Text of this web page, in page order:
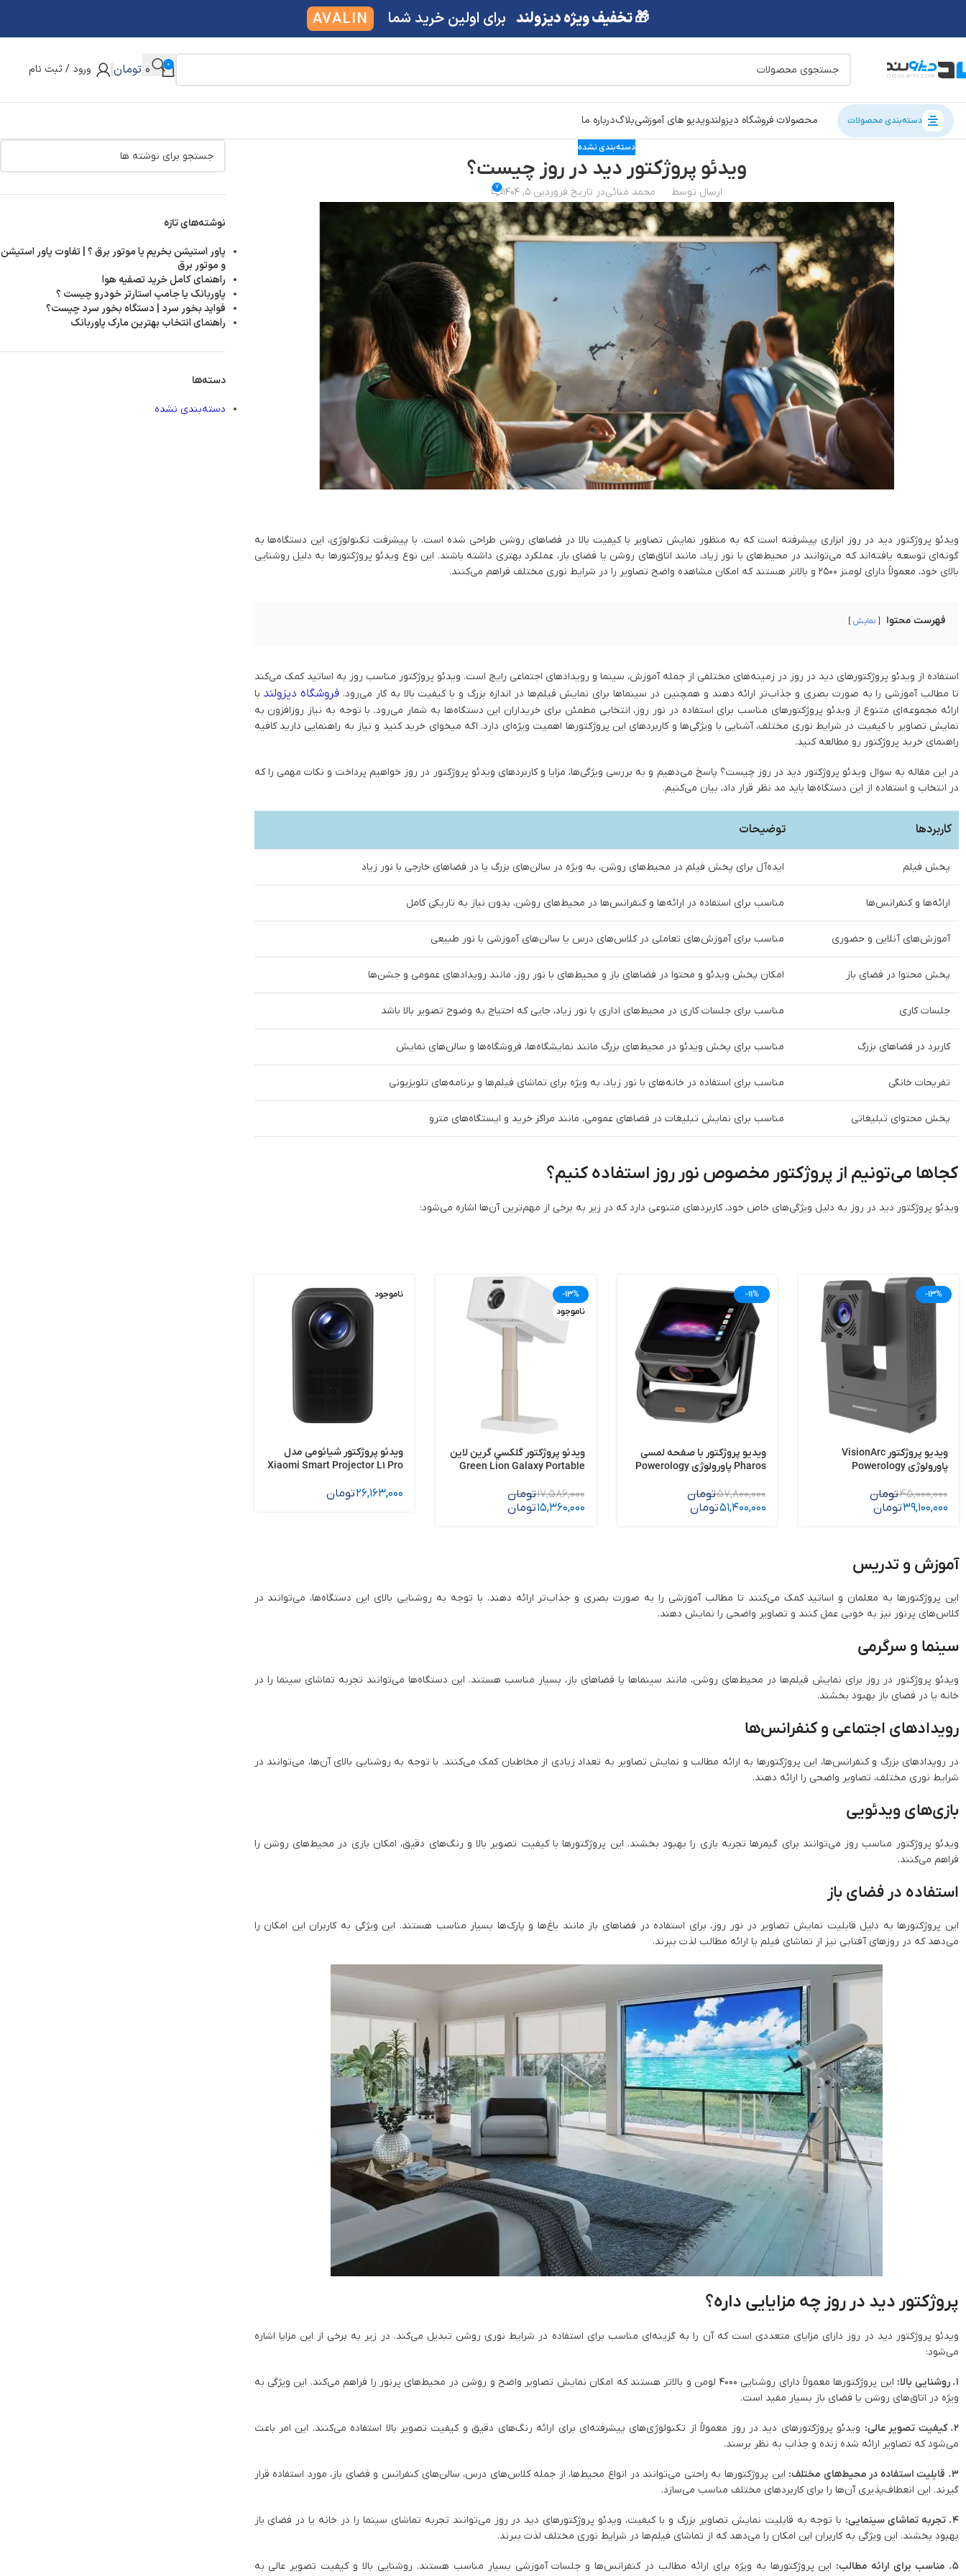
0
0 تومان ورود / ثبت نام
دسته‌بندی محصولات محصولات فروشگاه دیزولندویدیو های آموزشیبلاگدرباره ما
دسته‌بندی نشده
ویدئو پروژکتور دید در روز چیست؟
ارسال توسط محمد منائیدر تاریخ فروردین 5, 1404 7
ویدئو پروژکتور دید در روز ابزاری پیشرفته‌ است که به منظور نمایش تصاویر با کیفیت بالا در فضاهای روشن طراحی شده‌ است. با پیشرفت تکنولوژی، این دستگاه‌ها به
گونه‌ای توسعه یافته‌اند که می‌توانند در محیط‌های با نور زیاد، مانند اتاق‌های روشن یا فضای باز، عملکرد بهتری داشته باشند. این نوع ویدئو پروژکتورها به دلیل روشنایی
بالای خود، معمولاً دارای لومنز 2500 و بالاتر هستند که امکان مشاهده واضح تصاویر را در شرایط نوری مختلف فراهم می‌کنند.
فهرست محتوا نمایش
استفاده از ویدئو پروژکتورهای دید در روز در زمینه‌های مختلفی از جمله آموزش، سینما و رویدادهای اجتماعی رایج است. ویدئو پروژکتور مناسب روز به اساتید کمک می‌کند
تا مطالب آموزشی را به صورت بصری و جذاب‌تر ارائه دهند و همچنین در سینماها برای نمایش فیلم‌ها در اندازه بزرگ و با کیفیت بالا به کار می‌رود. فروشگاه دیزولند با
ارائه مجموعه‌ای متنوع از ویدئو پروژکتورهای مناسب برای استفاده در نور روز، انتخابی مطمئن برای خریداران این دستگاه‌ها به شمار می‌رود. با توجه به نیاز روزافزون به
نمایش تصاویر با کیفیت در شرایط نوری مختلف، آشنایی با ویژگی‌ها و کاربردهای این پروژکتورها اهمیت ویژه‌ای دارد. اگه میخوای خرید کنید و نیاز به راهنمایی دارید کافیه
راهنمای خرید پروژکتور رو مطالعه کنید.
در این مقاله به سوال ویدئو پروژکتور دید در روز چیست؟ پاسخ می‌دهیم و به بررسی ویژگی‌ها، مزایا و کاربردهای ویدئو پروژکتور در روز خواهیم پرداخت و نکات مهمی را که
در انتخاب و استفاده از این دستگاه‌ها باید مد نظر قرار داد، بیان می‌کنیم.
کاربردها توضیحات
پخش فیلم ایده‌آل برای پخش فیلم در محیط‌های روشن، به ویژه در سالن‌های بزرگ یا در فضاهای خارجی با نور زیاد
ارائه‌ها و کنفرانس‌ها مناسب برای استفاده در ارائه‌ها و کنفرانس‌ها در محیط‌های روشن، بدون نیاز به تاریکی کامل
آموزش‌های آنلاین و حضوری مناسب برای آموزش‌های تعاملی در کلاس‌های درس یا سالن‌های آموزشی با نور طبیعی
پخش محتوا در فضای باز امکان پخش ویدئو و محتوا در فضاهای باز و محیط‌های با نور روز، مانند رویدادهای عمومی و جشن‌ها
جلسات کاری مناسب برای جلسات کاری در محیط‌های اداری با نور زیاد، جایی که احتیاج به وضوح تصویر بالا باشد
کاربرد در فضاهای بزرگ مناسب برای پخش ویدئو در محیط‌های بزرگ مانند نمایشگاه‌ها، فروشگاه‌ها و سالن‌های نمایش
تفریحات خانگی مناسب برای استفاده در خانه‌های با نور زیاد، به ویژه برای تماشای فیلم‌ها و برنامه‌های تلویزیونی
پخش محتوای تبلیغاتی مناسب برای نمایش تبلیغات در فضاهای عمومی، مانند مراکز خرید و ایستگاه‌های مترو
کجاها می‌تونیم از پروژکتور مخصوص نور روز استفاده کنیم؟
ویدئو پروژکتور دید در روز به دلیل ویژگی‌های خاص خود، کاربردهای متنوعی دارد که در زیر به برخی از مهم‌ترین آن‌ها اشاره می‌شود:
-13%
ویدیو پروژکتور VisionArc
پاورولوژی Powerology
Projector
45,000,000تومان
39,100,000تومان
-11%
ویدیو پروژکتور با صفحه لمسی
Pharos پاورولوژی Powerology
57,800,000تومان
51,400,000تومان
-13%
ناموجود
ويدئو پروژكتور گلكسي گرين لاين
Green Lion Galaxy Portable
17,586,000تومان
15,360,000تومان
ناموجود
ویدئو پروژکتور شیائومی مدل
Xiaomi Smart Projector L1 Pro
26,163,000تومان
آموزش و تدریس
این پروژکتورها به معلمان و اساتید کمک می‌کنند تا مطالب آموزشی را به صورت بصری و جذاب‌تر ارائه دهند. با توجه به روشنایی بالای این دستگاه‌ها، می‌توانند در
کلاس‌های پرنور نیز به خوبی عمل کنند و تصاویر واضحی را نمایش دهند.
سینما و سرگرمی
ویدئو پروژکتور در روز برای نمایش فیلم‌ها در محیط‌های روشن، مانند سینماها یا فضاهای باز، بسیار مناسب هستند. این دستگاه‌ها می‌توانند تجربه تماشای سینما را در
خانه یا در فضای باز بهبود بخشند.
رویدادهای اجتماعی و کنفرانس‌ها
در رویدادهای بزرگ و کنفرانس‌ها، این پروژکتورها به ارائه مطالب و نمایش تصاویر به تعداد زیادی از مخاطبان کمک می‌کنند. با توجه به روشنایی بالای آن‌ها، می‌توانند در
شرایط نوری مختلف، تصاویر واضحی را ارائه دهند.
بازی‌های ویدئویی
ویدئو پروژکتور مناسب روز می‌توانند برای گیمرها تجربه بازی را بهبود بخشند. این پروژکتورها با کیفیت تصویر بالا و رنگ‌های دقیق، امکان بازی در محیط‌های روشن را
فراهم می‌کنند.
استفاده در فضای باز
این پروژکتورها به دلیل قابلیت نمایش تصاویر در نور روز، برای استفاده در فضاهای باز مانند باغ‌ها و پارک‌ها بسیار مناسب هستند. این ویژگی به کاربران این امکان را
می‌دهد که در روزهای آفتابی نیز از تماشای فیلم یا ارائه مطالب لذت ببرند.
پروژکتور دید در روز چه مزایایی داره؟
ویدئو پروژکتور دید در روز دارای مزایای متعددی است که آن‌ را به گزینه‌ای مناسب برای استفاده در شرایط نوری روشن تبدیل می‌کند. در زیر به برخی از این مزایا اشاره
می‌شود:
1. روشنایی بالا:
این پروژکتورها معمولاً دارای روشنایی 4000 لومن و بالاتر هستند که امکان نمایش تصاویر واضح و روشن در محیط‌های پرنور را فراهم می‌کند. این ویژگی به
ویژه در اتاق‌های روشن یا فضای باز بسیار مفید است.
2. کیفیت تصویر عالی:
ویدئو پروژکتورهای دید در روز معمولاً از تکنولوژی‌های پیشرفته‌ای برای ارائه رنگ‌های دقیق و کیفیت تصویر بالا استفاده می‌کنند. این امر باعث
می‌شود که تصاویر ارائه شده زنده و جذاب به نظر برسند.
3. قابلیت استفاده در محیط‌های مختلف:
این پروژکتورها به راحتی می‌توانند در انواع محیط‌ها، از جمله کلاس‌های درس، سالن‌های کنفرانس و فضای باز، مورد استفاده قرار
گیرند. این انعطاف‌پذیری آن‌ها را برای کاربردهای مختلف مناسب می‌سازد.
4. تجربه تماشای سینمایی:
با توجه به قابلیت نمایش تصاویر بزرگ و با کیفیت، ویدئو پروژکتورهای دید در روز می‌توانند تجربه تماشای سینما را در خانه یا در فضای باز
بهبود بخشند. این ویژگی به کاربران این امکان را می‌دهد که از تماشای فیلم‌ها در شرایط نوری مختلف لذت ببرند.
5. مناسب برای ارائه مطالب:
این پروژکتورها به ویژه برای ارائه مطالب در کنفرانس‌ها و جلسات آموزشی بسیار مناسب هستند. روشنایی بالا و کیفیت تصویر عالی به
نوشته‌های تازه
پاور استیشن بخریم یا موتور برق ؟ | تفاوت پاور استیشن
و موتور برق
راهنمای کامل خرید تصفیه هوا
پاوربانک یا جامپ استارتر خودرو چیست ؟
فواید بخور سرد | دستگاه بخور سرد چیست؟
راهنمای انتخاب بهترین مارک پاوربانک
دسته‌ها
دسته‌بندی نشده
🎁 تخفیف ویژه دیزولند برای اولین خرید شما AVALIN